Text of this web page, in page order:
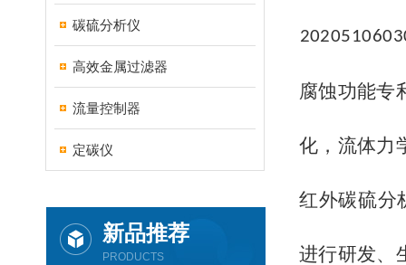
碳硫分析仪
高效金属过滤器
流量控制器
定碳仪
新品推荐
PRODUCTS
腐蚀功能专
化，流体力
红外碳硫分
进行研发、